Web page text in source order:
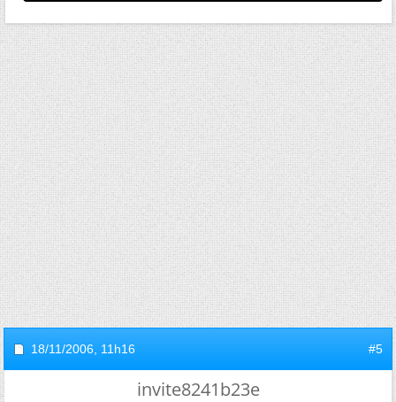
18/11/2006, 11h16 #5
invite8241b23e